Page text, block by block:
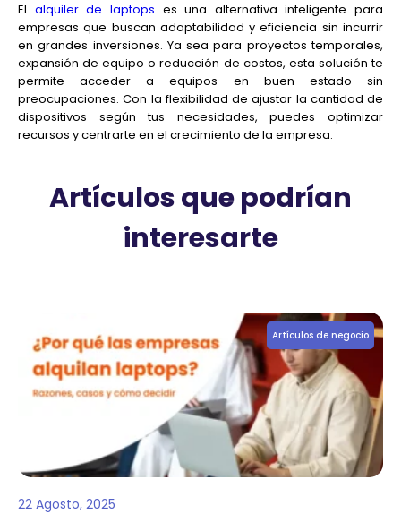
El alquiler de laptops es una alternativa inteligente para
empresas que buscan adaptabilidad y eficiencia sin incurrir
en grandes inversiones. Ya sea para proyectos temporales,
expansión de equipo o reducción de costos, esta solución te
permite acceder a equipos en buen estado sin
preocupaciones. Con la flexibilidad de ajustar la cantidad de
dispositivos según tus necesidades, puedes optimizar
recursos y centrarte en el crecimiento de la empresa.
Artículos que podrían
interesarte
Artículos de negocio
22 Agosto, 2025